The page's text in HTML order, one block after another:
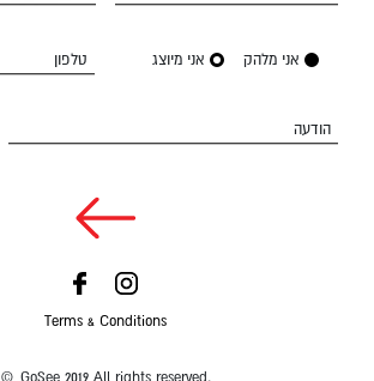
אני מלהק אני מיוצג טלפון
הודעה
Terms & Conditions
© GoSee 2019 All rights reserved.